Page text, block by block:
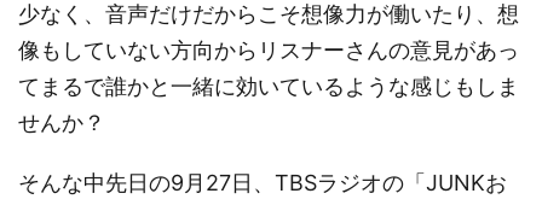
少なく、音声だけだからこそ想像力が働いたり、想
像もしていない方向からリスナーさんの意見があっ
てまるで誰かと一緒に効いているような感じもしま
せんか？
そんな中先日の9月27日、TBSラジオの「JUNKお